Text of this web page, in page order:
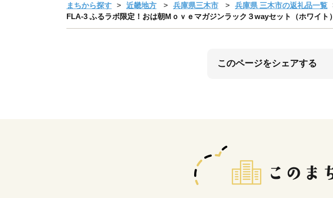
まちから探す 近畿地方 兵庫県三木市
兵庫県 三木市の返礼品一覧
FLA-3 ふるラボ限定！おは朝Mｏｖｅマガジンラック３wayセット（ホワイト）
このページをシェアする